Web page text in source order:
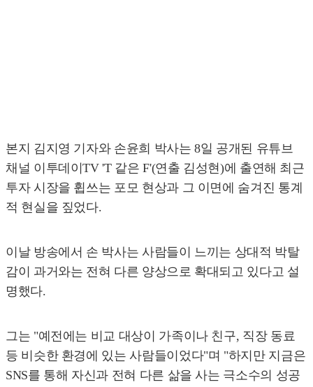
본지 김지영 기자와 손윤희 박사는 8일 공개된 유튜브
채널 이투데이TV 'T 같은 F'(연출 김성현)에 출연해 최근
투자 시장을 휩쓰는 포모 현상과 그 이면에 숨겨진 통계
적 현실을 짚었다.
이날 방송에서 손 박사는 사람들이 느끼는 상대적 박탈
감이 과거와는 전혀 다른 양상으로 확대되고 있다고 설
명했다.
그는 "예전에는 비교 대상이 가족이나 친구, 직장 동료
등 비슷한 환경에 있는 사람들이었다"며 "하지만 지금은
SNS를 통해 자신과 전혀 다른 삶을 사는 극소수의 성공